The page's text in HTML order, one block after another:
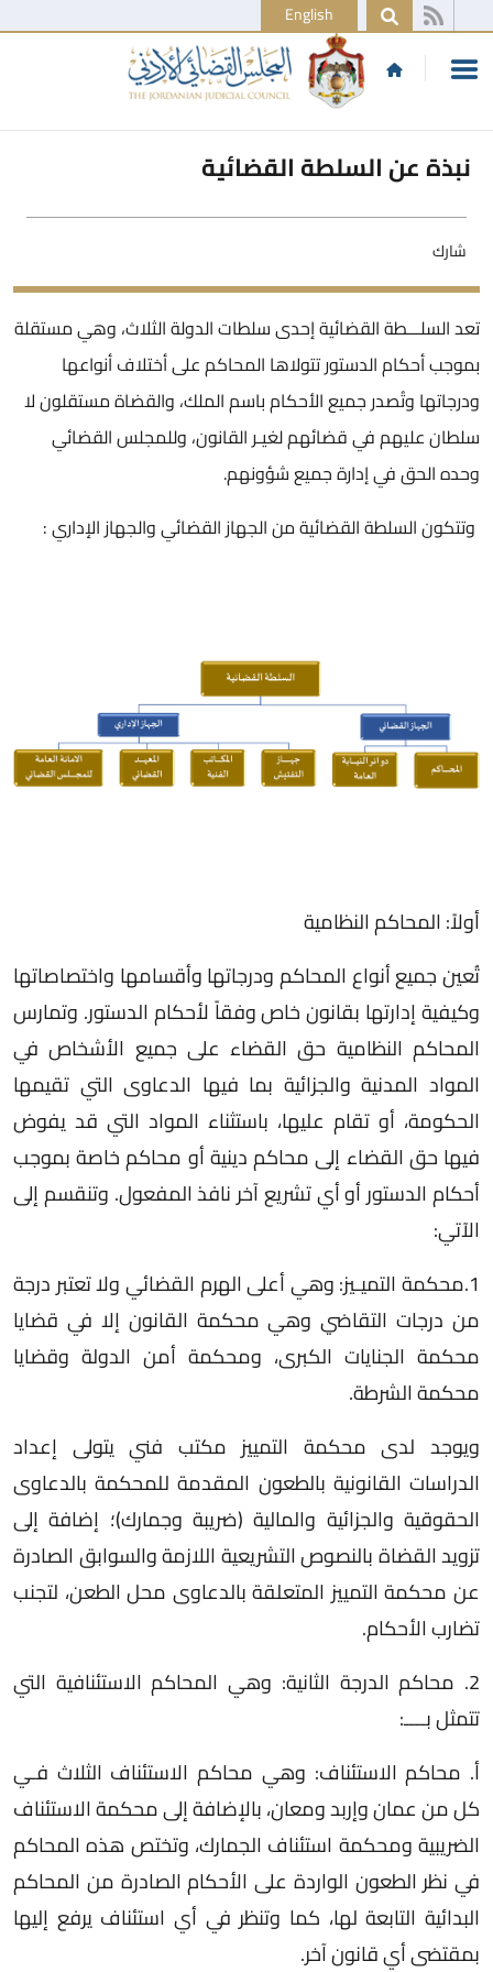
English
نبذة عن السلطة القضائية
شارك
تعد السلـــطة القضائية إحدى سلطات الدولة الثلاث، وهي مستقلة
بموجب أحكام الدستور تتولاها المحاكم على أختلاف أنواعها
ودرجاتها وتُصدر جميع الأحكام باسم الملك، والقضاة مستقلون لا
سلطان عليهم في قضائهم لغيـر القانون، وللمجلس القضائي
وحده الحق في إدارة جميع شؤونهم.
وتتكون السلطة القضائية من الجهاز القضائي والجهاز الإداري :
أولاً: المحاكم النظامية
تُعين جميع أنواع المحاكم ودرجاتها وأقسامها واختصاصاتها
وكيفية إدارتها بقانون خاص وفقاً لأحكام الدستور. وتمارس
المحاكم النظامية حق القضاء على جميع الأشخاص في
المواد المدنية والجزائية بما فيها الدعاوى التي تقيمها
الحكومة، أو تقام عليها، باستثناء المواد التي قد يفوض
فيها حق القضاء إلى محاكم دينية أو محاكم خاصة بموجب
أحكام الدستور أو أي تشريع آخر نافذ المفعول. وتنقسم إلى
الآتي:
1.محكمة التميـيز: وهي أعلى الهرم القضائي ولا تعتبر درجة
من درجات التقاضي وهي محكمة القانون إلا في قضايا
محكمة الجنايات الكبرى، ومحكمة أمن الدولة وقضايا
محكمة الشرطة.
ويوجد لدى محكمة التمييز مكتب فني يتولى إعداد
الدراسات القانونية بالطعون المقدمة للمحكمة بالدعاوى
الحقوقية والجزائية والمالية (ضريبة وجمارك)؛ إضافة إلى
تزويد القضاة بالنصوص التشريعية اللازمة والسوابق الصادرة
عن محكمة التمييز المتعلقة بالدعاوى محل الطعن، لتجنب
تضارب الأحكام.
2. محاكم الدرجة الثانية: وهي المحاكم الاستئنافية التي
تتمثل بــــ:
أ‌. محاكم الاستئناف: وهي محاكم الاستئناف الثلاث فـي
كل من عمان وإربد ومعان، بالإضافة إلى محكمة الاستئناف
الضريبية ومحكمة استئناف الجمارك، وتختص هذه المحاكم
في نظر الطعون الواردة على الأحكام الصادرة من المحاكم
البدائية التابعة لها، كما وتنظر في أي استئناف يرفع إليها
بمقتضى أي قانون آخر.